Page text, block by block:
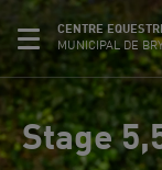
CENTRE
MUNICIPAL DE
Stage